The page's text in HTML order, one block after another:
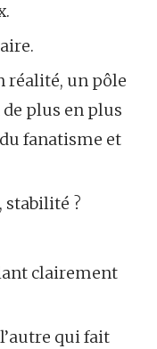
réalité, un pôle
plus en plus
fanatisme et
stabilité ?
clairement
qui fait